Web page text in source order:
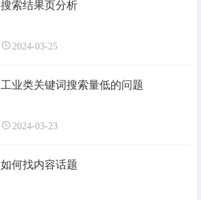
搜索结果页分析
2024-03-25
工业类关键词搜索量低的问题
2024-03-23
如何找内容话题